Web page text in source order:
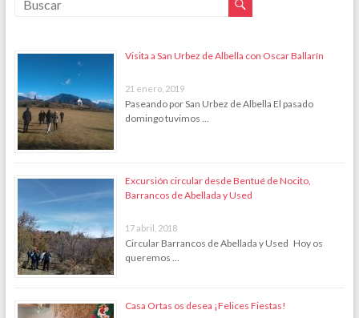
Visita a San Urbez de Albella con Oscar Ballarín
21 enero, 2019
Paseando por San Urbez de Albella El pasado
domingo tuvimos …
Excursión circular desde Bentué de Nocito,
Barrancos de Abellada y Used
17 abril, 2018
Circular Barrancos de Abellada y Used Hoy os
queremos …
Casa Ortas os desea ¡Felices Fiestas!